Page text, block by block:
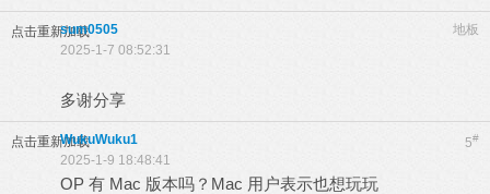
点击重新加载 地板
sum0505
2025-1-7 08:52:31
多谢分享
点击重新加载 5#
WukuWuku1
2025-1-9 18:48:41
OP 有 Mac 版本吗？Mac 用户表示也想玩玩